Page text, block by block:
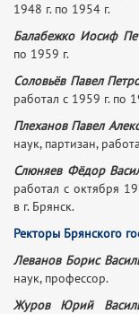
1948 г. по 1954 г.
Балабежко Иосиф
по 1959 г.
Соловьёв Павел
работал с 1959 г. по
Плеханов Павел
наук, партизан,
Слюняев Фёдор
работал с октября
в г. Брянск.
Ректоры Брянского
Леванов Борис
наук, профессор.
Журов Юрий